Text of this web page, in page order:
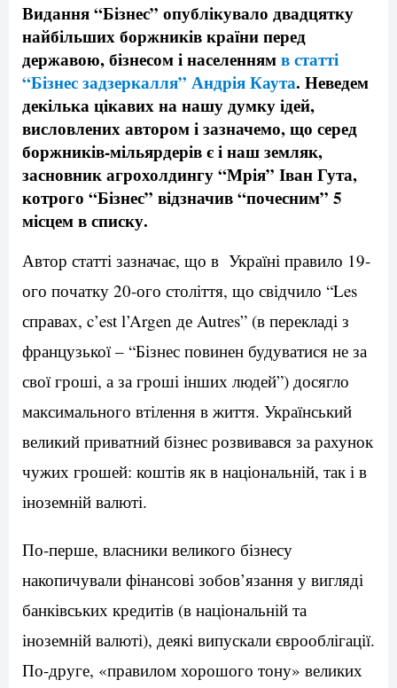
Видання “Бізнес” опублікувало двадцятку
найбільших боржників країни перед
державою, бізнесом і населеннямв статті
“Бізнес задзеркалля” Андрія Каута. Неведем
декілька цікавих на нашу думку ідей,
висловлених автором і зазначемо, що серед
боржників-мільярдерів є і наш земляк,
засновник агрохолдингу “Мрія” Іван Гута,
котрого “Бізнес” відзначив “почесним” 5
місцем в списку.
Автор статті зазначає, що в Україні правило 19-
ого початку 20-ого століття, що свідчило “Les
справах, c’est l’Argen де Autres” (в перекладі з
французької – “Бізнес повинен будуватися не за
свої гроші, а за гроші інших людей”) досягло
максимального втілення в життя. Український
великий приватний бізнес розвивався за рахунок
чужих грошей: коштів як в національній, так і в
іноземній валюті.
По-перше, власники великого бізнесу
накопичували фінансові зобов’язання у вигляді
банківських кредитів (в національній та
іноземній валюті), деякі випускали єврооблігації.
По-друге, «правилом хорошого тону» великих